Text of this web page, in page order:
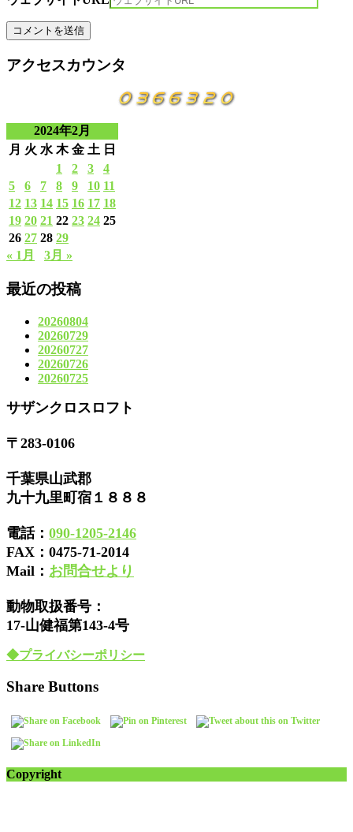
アクセスカウンタ
2024年2月
月 火 水 木 金 土 日
1
2 3
4
5
6 7 8 9 10 11
12 13 14 15 16 17 18
19 20 21 22 23 24 25
26 27 28 29
« 1月
3月 »
最近の投稿
20260804
20260729
20260727
20260726
20260725
サザンクロスロフト
〒283-0106
千葉県山武郡
九十九里町宿１８８８
電話： 090-1205-2146
FAX： 0475-71-2014
Mail： お問合せより
動物取扱番号：
17-山健福第143-4号
◆プライバシーポリシー
Share Buttons
Copyright